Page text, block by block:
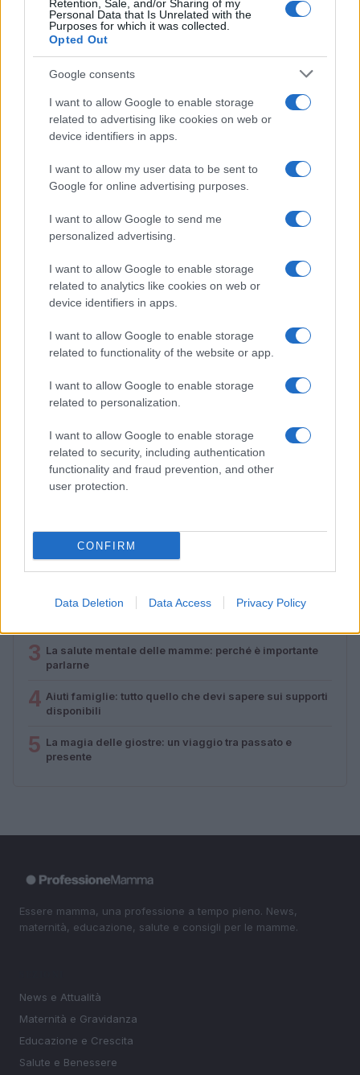
Retention, Sale, and/or Sharing of my
Personal Data that Is Unrelated with the
Purposes for which it was collected.
Opted Out
Google consents
I want to allow Google to enable storage
related to advertising like cookies on web or
device identifiers in apps.
I want to allow my user data to be sent to
Google for online advertising purposes.
I want to allow Google to send me
personalized advertising.
I want to allow Google to enable storage
related to analytics like cookies on web or
device identifiers in apps.
I want to allow Google to enable storage
related to functionality of the website or app.
I want to allow Google to enable storage
related to personalization.
I want to allow Google to enable storage
related to security, including authentication
functionality and fraud prevention, and other
user protection.
CONFIRM
Data Deletion Data Access Privacy Policy
Codacons denuncia: i problemi che affliggono la Sicilia
tra carburanti, spiagge e incendi
incontrano in Calabria
Camilla Pellegrini · 16 Lug 2026
1
Diritti delle lavoratrici in gravidanza: guida completa e
aggiornata
Scopri il Dyson V15 Detect Absolute: l’aspirapolvere
3 La salute mentale delle mamme: perché è importante
parlarne
4 Aiuti famiglie: tutto quello che devi sapere sui supporti
disponibili
5 La magia delle giostre: un viaggio tra passato e
presente
Essere mamma, una professione a tempo pieno. News,
maternità, educazione, salute e consigli per le mamme.
News e Attualità
Maternità e Gravidanza
Educazione e Crescita
Salute e Benessere